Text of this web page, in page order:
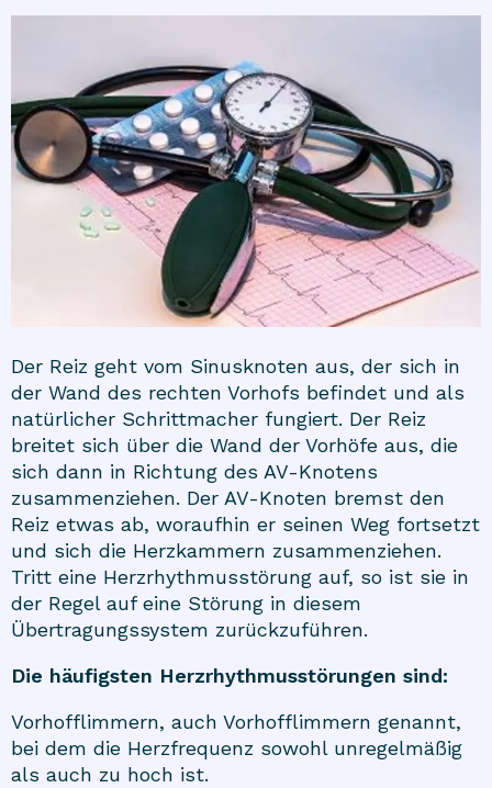
Der Reiz geht vom Sinusknoten aus, der sich in
der Wand des rechten Vorhofs befindet und als
natürlicher Schrittmacher fungiert. Der Reiz
breitet sich über die Wand der Vorhöfe aus, die
sich dann in Richtung des AV-Knotens
zusammenziehen. Der AV-Knoten bremst den
Reiz etwas ab, woraufhin er seinen Weg fortsetzt
und sich die Herzkammern zusammenziehen.
Tritt eine Herzrhythmusstörung auf, so ist sie in
der Regel auf eine Störung in diesem
Übertragungssystem zurückzuführen.
Die häufigsten Herzrhythmusstörungen sind:
Vorhofflimmern, auch Vorhofflimmern genannt,
bei dem die Herzfrequenz sowohl unregelmäßig
als auch zu hoch ist.